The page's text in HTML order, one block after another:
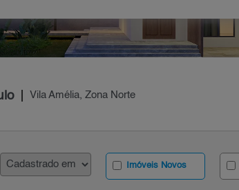
Vila Amélia, Zona Norte
Imóveis Novos